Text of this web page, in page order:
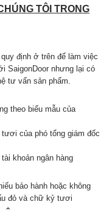
TÔI TRONG
định ở trên để làm việc
SaigonDoor nhưng lại có
tư vấn sản phẩm.
theo biểu mẫu của
của phó tổng giám đốc
khoản ngân hàng
bảo hành hoặc không
đỏ và chữ kỷ tươi